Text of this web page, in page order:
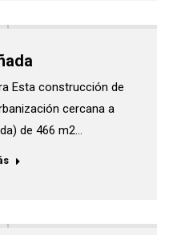
Esta construcción de
cercana a
de 466 m2…